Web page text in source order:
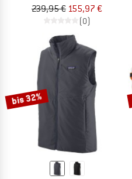
239,95 € 155,97 €
(0)
bis 32%